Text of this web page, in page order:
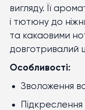
вигляду. Її
і тютюну до
та какаовими
довготривалий
Особливості:
Зволоження